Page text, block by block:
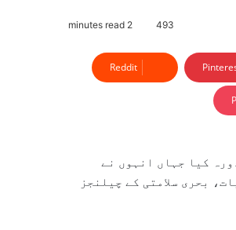
493
Reddit
کیا جہاں انہوں نے
بحری سلامتی کے چیلنجز